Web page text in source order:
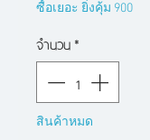
ซื้อเยอะ ยิ่งคุ้ม 900
จำนวน*
สินค้าหมด